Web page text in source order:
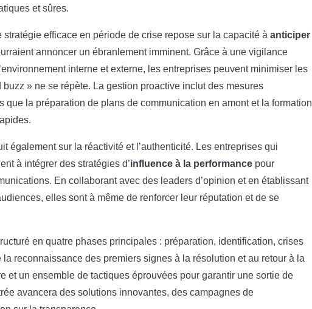
et sûres.
efficace en période de crise repose sur la capacité àanticiper
annoncer un ébranlement imminent. Grâce à une vigilance
interne et externe, les entreprises peuvent minimiser les
buzz » ne se répète. La gestion proactive inclut des mesures
que la préparation de plans de communication en amont et la formation
également sur la réactivité et l’authenticité. Les entreprises qui
à intégrer des stratégies d’influence à la performance pour
En collaborant avec des leaders d’opinion et en établissant
elles sont à même de renforcer leur réputation et de se
en quatre phases principales : préparation, identification, crises
reconnaissance des premiers signes à la résolution et au retour à la
et un ensemble de tactiques éprouvées pour garantir une sortie de
avancera des solutions innovantes, des campagnes de